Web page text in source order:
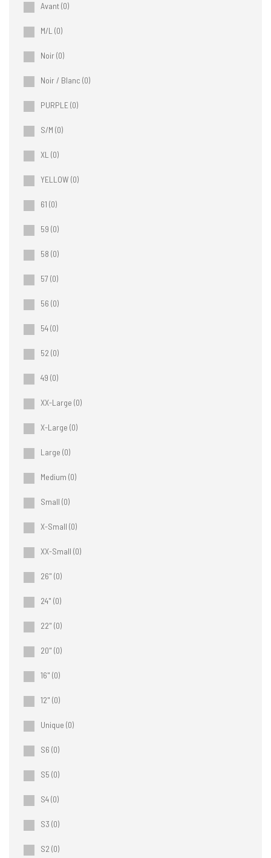
Avant(0)
M/L (0)
Noir(0)
Noir / Blanc (0)
PURPLE(0)
S/M (0)
XL (0)
YELLOW (0)
61 (0)
59 (0)
58 (0)
57 (0)
56 (0)
54(0)
52 (0)
49 (0)
XX-Large (0)
X-Large (0)
Large (0)
Medium (0)
Small (0)
X-Small (0)
XX-Small (0)
26" (0)
24" (0)
22" (0)
20" (0)
16" (0)
12" (0)
Unique (0)
S6 (0)
S5 (0)
S4(0)
S3 (0)
S2 (0)